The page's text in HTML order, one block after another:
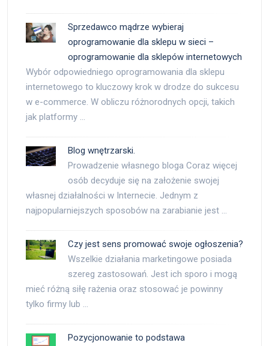
Sprzedawco mądrze wybieraj
oprogramowanie dla sklepu w sieci –
oprogramowanie dla sklepów internetowych
Wybór odpowiedniego oprogramowania dla sklepu
internetowego to kluczowy krok w drodze do sukcesu
w e-commerce. W obliczu różnorodnych opcji, takich
jak platformy …
Blog wnętrzarski.
Prowadzenie własnego bloga Coraz więcej
osób decyduje się na założenie swojej
własnej działalności w Internecie. Jednym z
najpopularniejszych sposobów na zarabianie jest …
Czy jest sens promować swoje ogłoszenia?
Wszelkie działania marketingowe posiada
szereg zastosowań. Jest ich sporo i mogą
mieć różną siłę rażenia oraz stosować je powinny
tylko firmy lub …
Pozycjonowanie to podstawa